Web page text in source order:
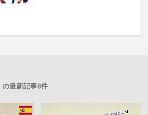
の最新記事8件